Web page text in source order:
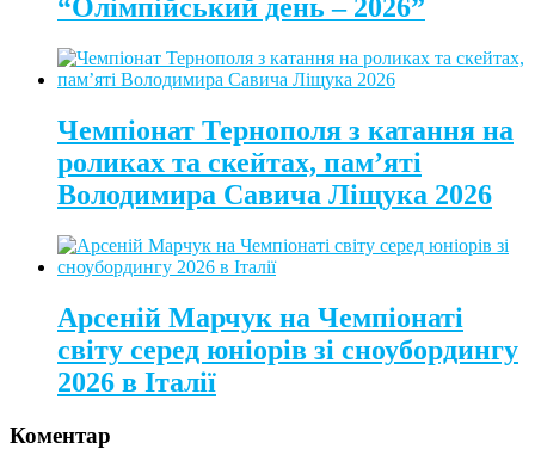
“Олімпійський день – 2026”
Чемпіонат Тернополя з катання на
роликах та скейтах, пам’яті
Володимира Савича Ліщука 2026
Арсеній Марчук на Чемпіонаті
світу серед юніорів зі сноубордингу
2026 в Італії
Коментар